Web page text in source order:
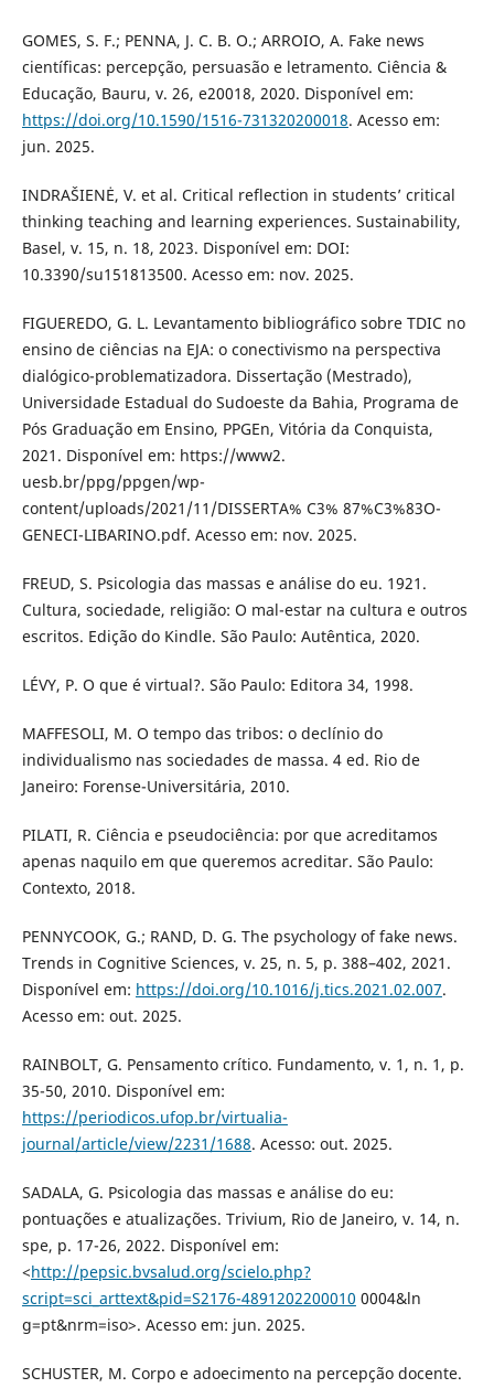
GOMES, S. F.; PENNA, J. C. B. O.; ARROIO, A. Fake news
científicas: percepção, persuasão e letramento. Ciência &
Educação, Bauru, v. 26, e20018, 2020. Disponível em:
https://doi.org/10.1590/1516-731320200018. Acesso em:
jun. 2025.
INDRAŠIENĖ, V. et al. Critical reflection in students’ critical
thinking teaching and learning experiences. Sustainability,
Basel, v. 15, n. 18, 2023. Disponível em: DOI:
10.3390/su151813500. Acesso em: nov. 2025.
FIGUEREDO, G. L. Levantamento bibliográfico sobre TDIC no
ensino de ciências na EJA: o conectivismo na perspectiva
dialógico-problematizadora. Dissertação (Mestrado),
Universidade Estadual do Sudoeste da Bahia, Programa de
Pós Graduação em Ensino, PPGEn, Vitória da Conquista,
2021. Disponível em: https://www2.
uesb.br/ppg/ppgen/wp-
content/uploads/2021/11/DISSERTA% C3% 87%C3%83O-
GENECI-LIBARINO.pdf. Acesso em: nov. 2025.
FREUD, S. Psicologia das massas e análise do eu. 1921.
Cultura, sociedade, religião: O mal-estar na cultura e outros
escritos. Edição do Kindle. São Paulo: Autêntica, 2020.
LÉVY, P. O que é virtual?. São Paulo: Editora 34, 1998.
MAFFESOLI, M. O tempo das tribos: o declínio do
individualismo nas sociedades de massa. 4 ed. Rio de
Janeiro: Forense-Universitária, 2010.
PILATI, R. Ciência e pseudociência: por que acreditamos
apenas naquilo em que queremos acreditar. São Paulo:
Contexto, 2018.
PENNYCOOK, G.; RAND, D. G. The psychology of fake news.
Trends in Cognitive Sciences, v. 25, n. 5, p. 388–402, 2021.
Disponível em: https://doi.org/10.1016/j.tics.2021.02.007.
Acesso em: out. 2025.
RAINBOLT, G. Pensamento crítico. Fundamento, v. 1, n. 1, p.
35-50, 2010. Disponível em:
https://periodicos.ufop.br/virtualia-
journal/article/view/2231/1688. Acesso: out. 2025.
SADALA, G. Psicologia das massas e análise do eu:
pontuações e atualizações. Trivium, Rio de Janeiro, v. 14, n.
spe, p. 17-26, 2022. Disponível em:
<http://pepsic.bvsalud.org/scielo.php?
script=sci_arttext&pid=S2176-4891202200010 0004&ln
g=pt&nrm=iso>. Acesso em: jun. 2025.
SCHUSTER, M. Corpo e adoecimento na percepção docente.